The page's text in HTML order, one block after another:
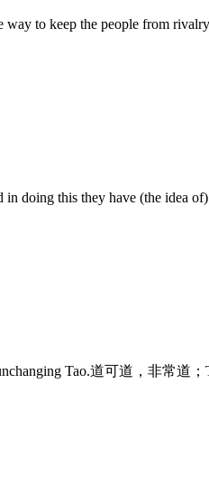
to keep the people from
doing this they have (the idea
Tao.道可道，非常道；